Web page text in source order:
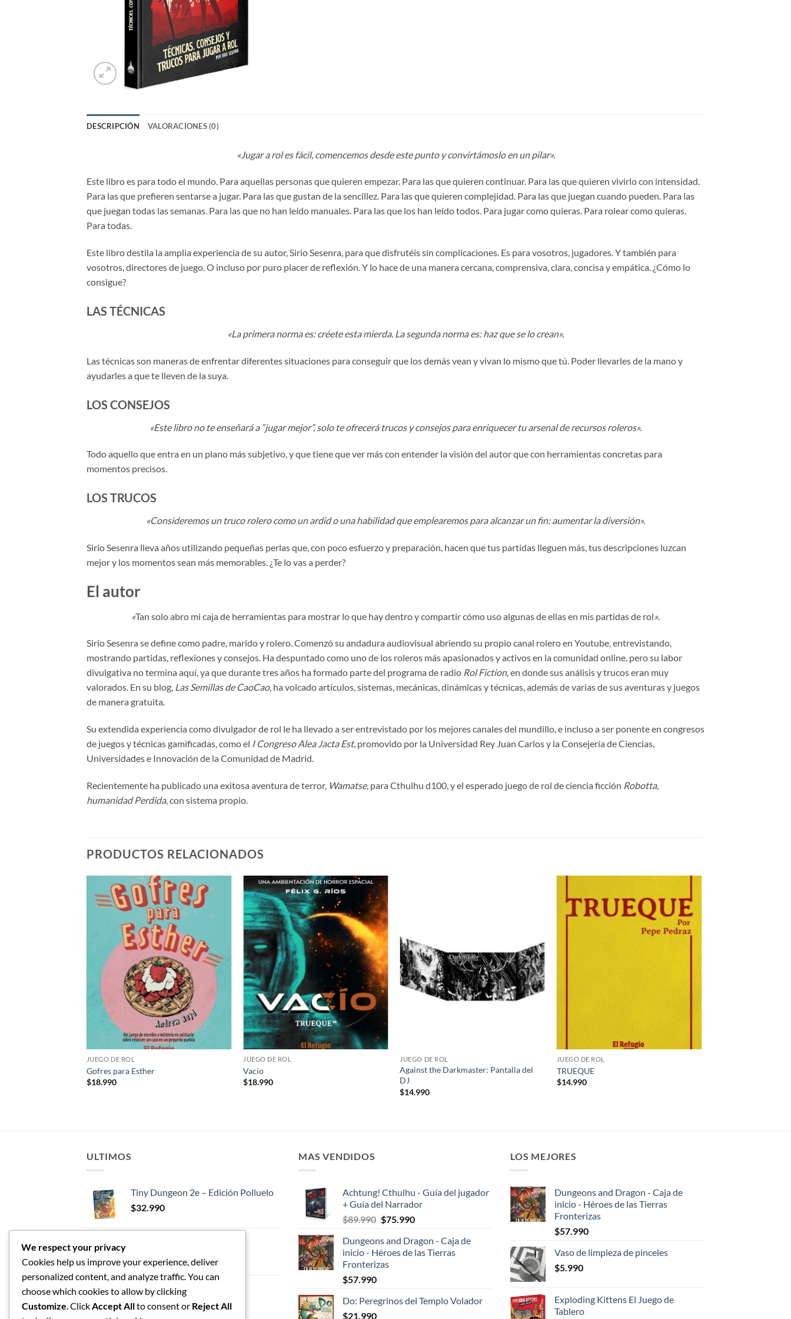
DESCRIPCIÓN VALORACIONES (0)
«Jugar a rol es fácil, comencemos desde este punto y convirtámoslo en un pilar».
Este libro es para todo el mundo. Para aquellas personas que quieren empezar. Para las que quieren continuar. Para las que quieren vivirlo con intensidad.
Para las que prefieren sentarse a jugar. Para las que gustan de la sencillez. Para las que quieren complejidad. Para las que juegan cuando pueden. Para las
que juegan todas las semanas. Para las que no han leído manuales. Para las que los han leído todos. Para jugar como quieras. Para rolear como quieras.
Para todas.
Este libro destila la amplia experiencia de su autor, Sirio Sesenra, para que disfrutéis sin complicaciones. Es para vosotros, jugadores. Y también para
vosotros, directores de juego. O incluso por puro placer de reflexión. Y lo hace de una manera cercana, comprensiva, clara, concisa y empática. ¿Cómo lo
consigue?
LAS TÉCNICAS
«La primera norma es: créete esta mierda. La segunda norma es: haz que se lo crean».
Las técnicas son maneras de enfrentar diferentes situaciones para conseguir que los demás vean y vivan lo mismo que tú. Poder llevarles de la mano y
ayudarles a que te lleven de la suya.
LOS CONSEJOS
«Este libro no te enseñará a “jugar mejor”, solo te ofrecerá trucos y consejos para enriquecer tu arsenal de recursos roleros».
Todo aquello que entra en un plano más subjetivo, y que tiene que ver más con entender la visión del autor que con herramientas concretas para
momentos precisos.
LOS TRUCOS
«Consideremos un truco rolero como un ardid o una habilidad que emplearemos para alcanzar un fin: aumentar la diversión».
Sirio Sesenra lleva años utilizando pequeñas perlas que, con poco esfuerzo y preparación, hacen que tus partidas lleguen más, tus descripciones luzcan
mejor y los momentos sean más memorables. ¿Te lo vas a perder?
El autor
«Tan solo abro mi caja de herramientas para mostrar lo que hay dentro y compartir cómo uso algunas de ellas en mis partidas de rol».
Sirio Sesenra se define como padre, marido y rolero. Comenzó su andadura audiovisual abriendo su propio canal rolero en Youtube, entrevistando,
mostrando partidas, reflexiones y consejos. Ha despuntado como uno de los roleros más apasionados y activos en la comunidad online, pero su labor
divulgativa no termina aquí, ya que durante tres años ha formado parte del programa de radio Rol Fiction, en donde sus análisis y trucos eran muy
valorados. En su blog, Las Semillas de CaoCao, ha volcado artículos, sistemas, mecánicas, dinámicas y técnicas, además de varias de sus aventuras y juegos
de manera gratuita.
Su extendida experiencia como divulgador de rol le ha llevado a ser entrevistado por los mejores canales del mundillo, e incluso a ser ponente en congresos
de juegos y técnicas gamificadas, como el I Congreso Alea Jacta Est, promovido por la Universidad Rey Juan Carlos y la Consejería de Ciencias,
Universidades e Innovación de la Comunidad de Madrid.
Recientemente ha publicado una exitosa aventura de terror, Wamatse, para Cthulhu d100, y el esperado juego de rol de ciencia ficción Robotta,
humanidad Perdida, con sistema propio.
PRODUCTOS RELACIONADOS
Añadir
a la
JUEGO DE ROL
Gofres para Esther
$18.990
Añadir
a la
lista de
deseos
JUEGO DE ROL
Vacío
$18.990
JUEGO DE ROL
Against the Darkmaster: Pantalla del
DJ
$14.990
Añadir
a la
lista de
deseos
JUEGO DE ROL
TRUEQUE
$14.990
ULTIMOS
Tiny Dungeon 2e – Edición Polluelo
$32.990
Tiny Cthulhu
$54.990
MAS VENDIDOS
Achtung! Cthulhu - Guía del jugador
+ Guía del Narrador
$89.990 El
original
era:
$89.990.
$75.990El
actual
es:
Dungeons and Dragon - Caja de
inicio - Héroes de las Tierras
Fronterizas
$57.990
Do: Peregrinos del Templo Volador
$21.990
LOS MEJORES
Dungeons and Dragon - Caja de
inicio - Héroes de las Tierras
Fronterizas
$57.990
Vaso de limpieza de pinceles
$5.990
Exploding Kittens El Juego de
Tablero
We respect your privacy
Cookies help us improve your experience, deliver
personalized content, and analyze traffic. You can
choose which cookies to allow by clicking
Customize . Click Accept Allto consent or Reject All